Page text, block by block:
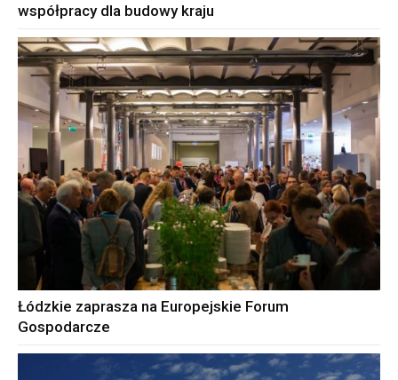
współpracy dla budowy kraju
Łódzkie zaprasza na Europejskie Forum
Gospodarcze